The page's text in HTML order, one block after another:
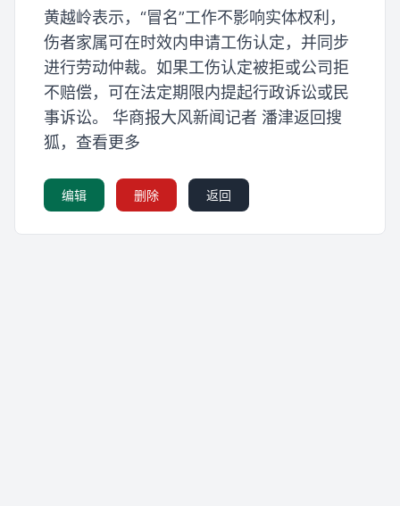
黄越岭表示，“冒名”工作不影响实体权利，
伤者家属可在时效内申请工伤认定，并同步
进行劳动仲裁。如果工伤认定被拒或公司拒
不赔偿，可在法定期限内提起行政诉讼或民
事诉讼。 华商报大风新闻记者 潘津返回搜
狐，查看更多
编辑 删除 返回